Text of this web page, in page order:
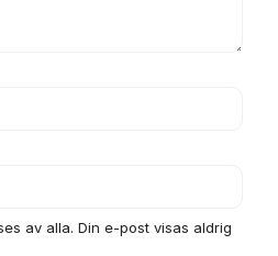
av alla. Din e-post visas aldrig